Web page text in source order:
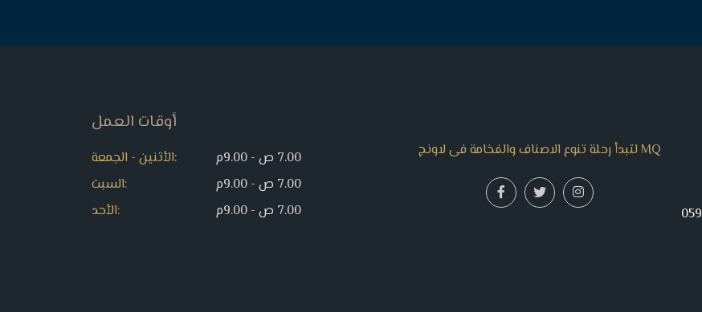
MQ لتبدأ رحلة تنوع الاصناف والفخامة فى لاونج
أوقات العمل
7.00 ص - 9.00م
:الأثنين - الجمعة
7.00 ص - 9.00م
:السبت
7.00 ص - 9.00م
:الأحد